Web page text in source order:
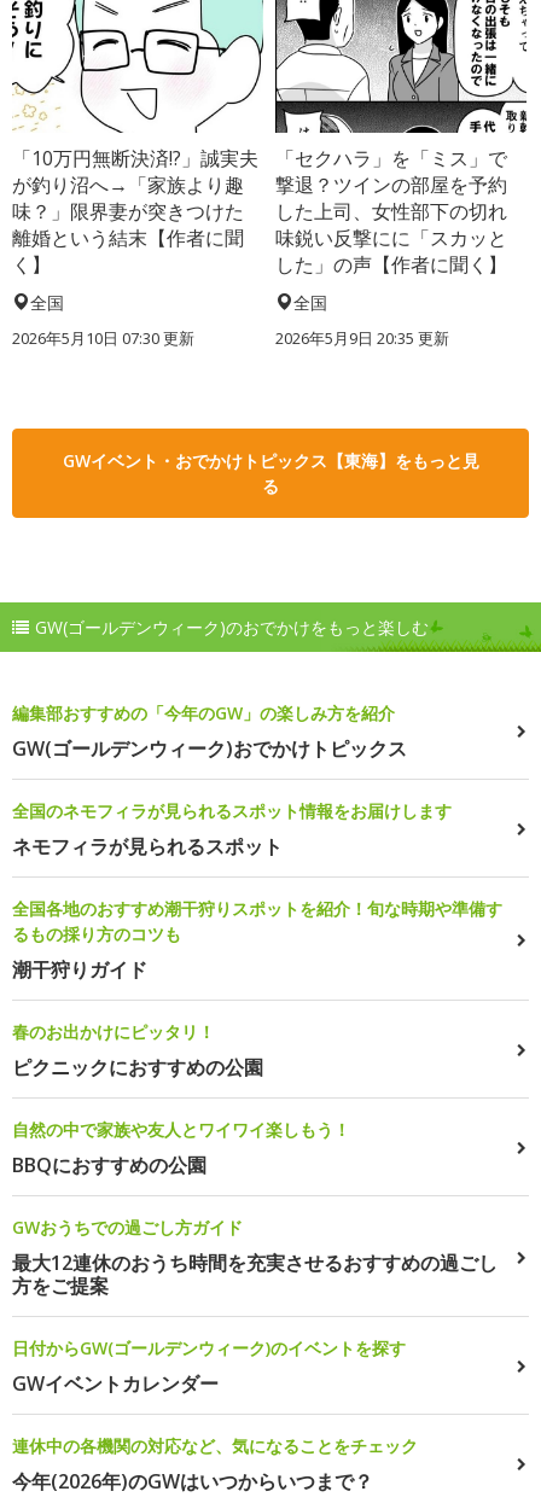
「10万円無断決済!?」誠実夫
が釣り沼へ→「家族より趣
味？」限界妻が突きつけた
離婚という結末【作者に聞
く】
全国
2026年5月10日 07:30 更新
「セクハラ」を「ミス」で
撃退？ツインの部屋を予約
した上司、女性部下の切れ
味鋭い反撃にに「スカッと
した」の声【作者に聞く】
全国
2026年5月9日 20:35 更新
GWイベント・おでかけトピックス【東海】をもっと見
る
GW(ゴールデンウィーク)のおでかけをもっと楽しむ
編集部おすすめの「今年のGW」の楽しみ方を紹介
GW(ゴールデンウィーク)おでかけトピックス
全国のネモフィラが見られるスポット情報をお届けします
ネモフィラが見られるスポット
全国各地のおすすめ潮干狩りスポットを紹介！旬な時期や準備す
るもの採り方のコツも
潮干狩りガイド
春のお出かけにピッタリ！
ピクニックにおすすめの公園
自然の中で家族や友人とワイワイ楽しもう！
BBQにおすすめの公園
GWおうちでの過ごし方ガイド
最大12連休のおうち時間を充実させるおすすめの過ごし
方をご提案
日付からGW(ゴールデンウィーク)のイベントを探す
GWイベントカレンダー
連休中の各機関の対応など、気になることをチェック
今年(2026年)のGWはいつからいつまで？